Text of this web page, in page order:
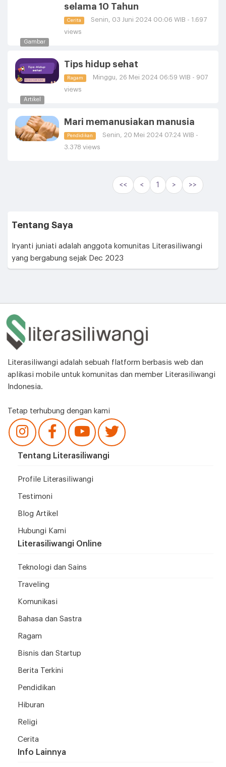
selama 10 Tahun
Cerita
Senin, 03 Juni 2024 00:06 WIB - 1.697
views
Gambar
Tips hidup sehat
Ragam
Minggu, 26 Mei 2024 06:59 WIB - 907
views
Artikel
Mari memanusiakan manusia
Pendidikan
Senin, 20 Mei 2024 07:24 WIB -
3.378 views
<< < 1 > >>
Tentang Saya
Iryanti juniati adalah anggota komunitas Literasiliwangi
yang bergabung sejak Dec 2023
Literasiliwangi adalah sebuah flatform berbasis web dan
aplikasi mobile untuk komunitas dan member Literasiliwangi
Indonesia.
Tetap terhubung dengan kami
Tentang Literasiliwangi
Profile Literasiliwangi
Testimoni
Blog Artikel
Hubungi Kami
Literasiliwangi Online
Teknologi dan Sains
Traveling
Komunikasi
Bahasa dan Sastra
Ragam
Bisnis dan Startup
Berita Terkini
Pendidikan
Hiburan
Religi
Cerita
Info Lainnya